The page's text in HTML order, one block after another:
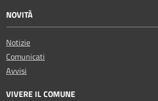
NOVITÀ
Notizie
Comunicati
Avvisi
VIVERE IL COMUNE